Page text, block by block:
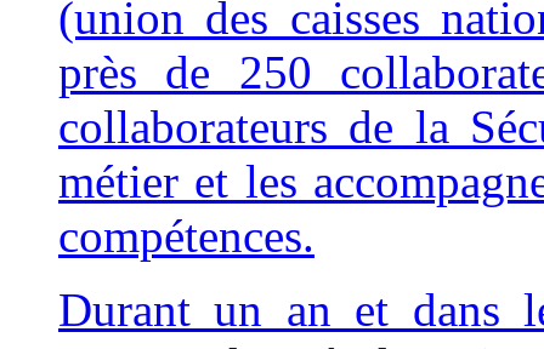
(union des caisses
près de 250
collaborateurs de la
métier et les
compétences.
Durant un an et dans